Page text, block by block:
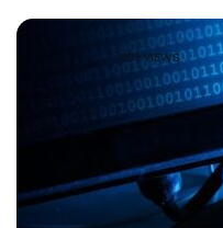
801 VIEWS